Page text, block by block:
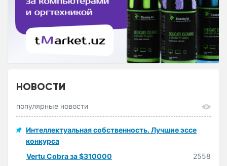
НОВОСТИ
популярные новости
Интеллектуальная собственность. Лучшие эссе
конкурса
Vertu Cobra за $310000
2558